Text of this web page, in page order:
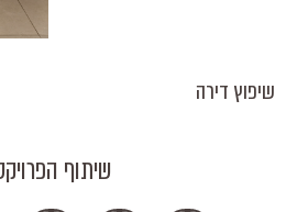
שיפוץ דירה
שיתוף